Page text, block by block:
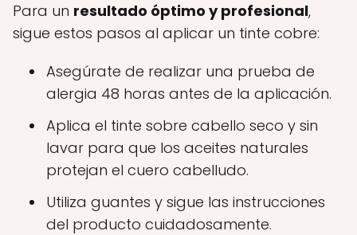
Para un resultado óptimo y profesional,
sigue estos pasos al aplicar un tinte cobre:
Asegúrate de realizar una prueba de
alergia 48 horas antes de la aplicación.
Aplica el tinte sobre cabello seco y sin
lavar para que los aceites naturales
protejan el cuero cabelludo.
Utiliza guantes y sigue las instrucciones
del producto cuidadosamente.